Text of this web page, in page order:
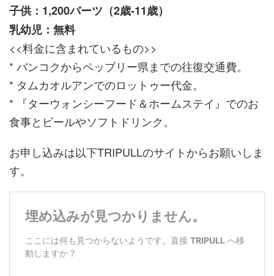
子供：1,200バーツ（2歳-11歳）
乳幼児：無料
<<料金に含まれているもの>>
* バンコクからペッブリー県までの往復交通費。
* タムカオルアンでのロットゥー代金。
* 『ターウォンシーフード＆ホームステイ』でのお
食事とビールやソフトドリンク。
お申し込みは以下TRIPULLのサイトからお願いしま
す。